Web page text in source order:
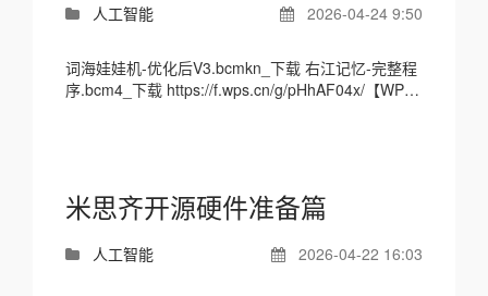
人工智能 2026-04-24 9:50
词海娃娃机-优化后V3.bcmkn_下载 右江记忆-完整程
序.bcm4_下载 https://f.wps.cn/g/pHhAF04x/【WPS
米思齐开源硬件准备篇
人工智能 2026-04-22 16:03